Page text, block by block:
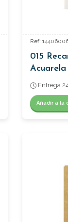
Ref:
015
Acuarela
Entrega
Añadir a la